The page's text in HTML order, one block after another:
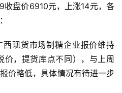
盘价6910元，上涨14元，各
现货市场制糖企业报价维持
，提货库点不同），与上周
价略低，具体情况有待进一步